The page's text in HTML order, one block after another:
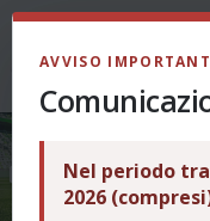
Voti prima
AVVISO
Nel periodo
2026